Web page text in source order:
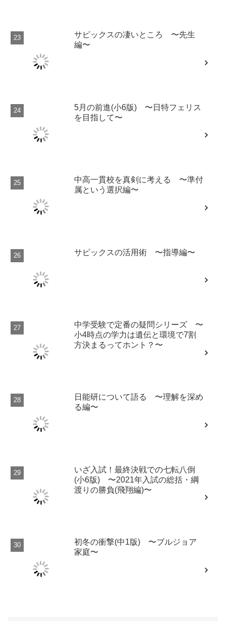
サピックスの凄いところ 〜先生
編〜
5月の前進(小6版) 〜日特フェリス
を目指して〜
中高一貫校を真剣に考える 〜準付
属という選択編〜
サピックスの活用術 〜指導編〜
中学受験で定番の疑問シリーズ 〜
小4時点の学力は遺伝と環境で7割
方決まるってホント？〜
日能研について語る 〜理解を深め
る編〜
いざ入試！最終決戦での七転八倒
(小6版) 〜2021年入試の総括・綱
渡りの勝負(飛翔編)〜
初冬の衝撃(中1版) 〜ブルジョア
家庭〜